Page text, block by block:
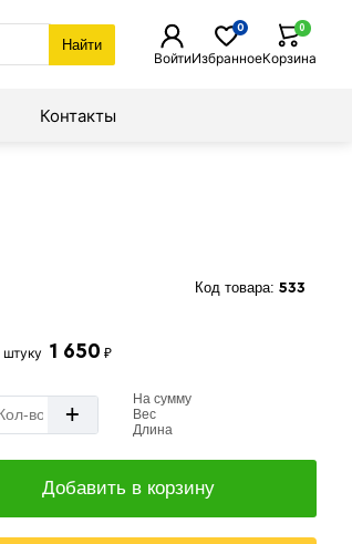
Найти
ВойтиИзбранное
0
Корзина
0
Контакты
Код товара: 533
штуку 1 650 ₽
+
На сумму
Вес
Длина
Добавить в корзину